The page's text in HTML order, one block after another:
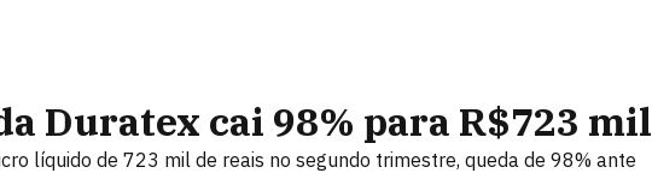
Duratex cai 98% para R$723 mil
líquido de 723 mil de reais no segundo trimestre, queda de 98% ante